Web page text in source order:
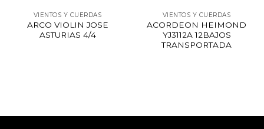
VIENTOS Y CUERDAS
ARCO VIOLIN JOSE
ASTURIAS 4/4
VIENTOS Y CUERDAS
ACORDEON HEIMOND
YJ3112A 12BAJOS
TRANSPORTADA